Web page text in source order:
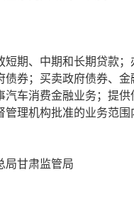
短期、中期和长期贷款
券；买卖政府债券、
车消费金融业务；提
理机构批准的业务范围
局甘肃监管局